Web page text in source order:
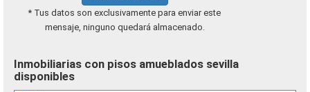
* Tus datos son exclusivamente para enviar este
mensaje, ninguno quedará almacenado.
Inmobiliarias con pisos amueblados sevilla
disponibles